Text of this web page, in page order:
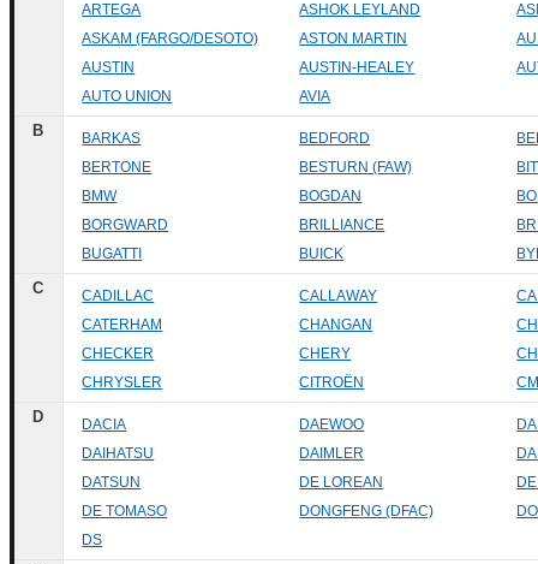
ARTEGA
ASHOK LEYLAND
ASKAM (FARGO/DESOTO)
ASTON MARTIN
AUSTIN
AUSTIN-HEALEY
AUTO UNION
AVIA
B BARKAS BEDFORD
BERTONE
BESTURN (FAW)
BMW
BOGDAN
BORGWARD
BRILLIANCE
BUGATTI
BUICK
C CADILLAC CALLAWAY
CATERHAM
CHANGAN
CHECKER
CHERY
CHRYSLER
CITROËN
D DACIA DAEWOO
DAIHATSU
DAIMLER
DATSUN
DE LOREAN
DE TOMASO
DONGFENG (DFAC)
DS